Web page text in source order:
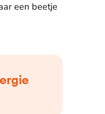
een beetje